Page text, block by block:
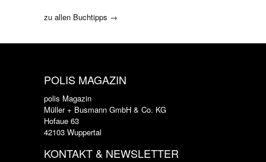
zu allen Buchtipps →
POLIS MAGAZIN
polis Magazin
Müller + Busmann GmbH & Co. KG
Hofaue 63
42103 Wuppertal
KONTAKT & NEWSLETTER